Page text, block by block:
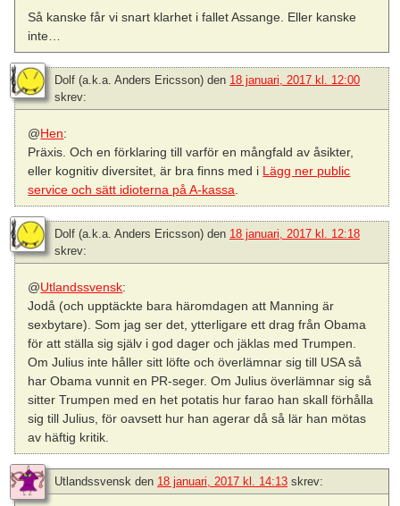
Så kanske får vi snart klarhet i fallet Assange. Eller kanske
inte…
Dolf (a.k.a. Anders Ericsson) den 18 januari, 2017 kl. 12:00
skrev:
@Hen:
Präxis. Och en förklaring till varför en mångfald av åsikter,
eller kognitiv diversitet, är bra finns med i Lägg ner public
service och sätt idioterna på A-kassa
Dolf (a.k.a. Anders Ericsson) den 18 januari, 2017 kl. 12:18
skrev:
@Utlandssvensk:
Jodå (och upptäckte bara häromdagen att Manning är
sexbytare). Som jag ser det, ytterligare ett drag från Obama
för att ställa sig själv i god dager och jäklas med Trumpen.
Om Julius inte håller sitt löfte och överlämnar sig till USA så
har Obama vunnit en PR-seger. Om Julius överlämnar sig så
sitter Trumpen med en het potatis hur farao han skall förhålla
sig till Julius, för oavsett hur han agerar då så lär han mötas
av häftig kritik.
Utlandssvensk den 18 januari, 2017 kl. 14:13 skrev: